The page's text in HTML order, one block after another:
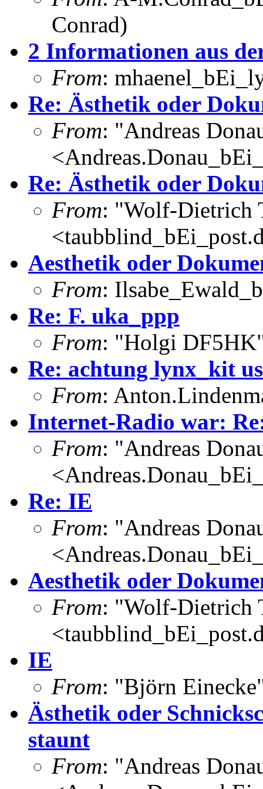
Conrad)
2 Informationen aus
From:
Re: Ästhetik oder
From: "Andreas
Re: Ästhetik oder
From: "Wolf-Dietrich
Aesthetik oder
From:
Re: F. uka_ppp
From: "Holgi
Re: achtung lynx_kit
From:
Internet-Radio war:
From: "Andreas
Re: IE
From: "Andreas
Aesthetik oder
From: "Wolf-Dietrich
IE
From: "Björn
Ästhetik oder
staunt
From: "Andreas